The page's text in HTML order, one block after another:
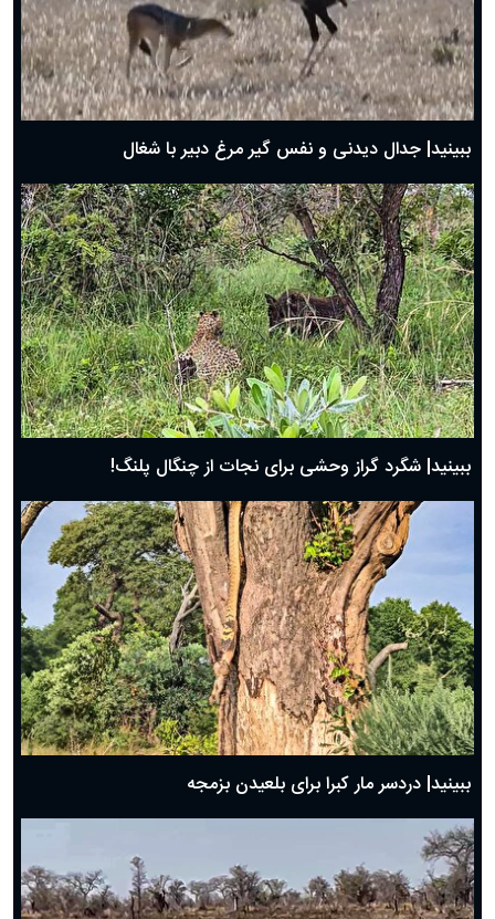
دعای روز دوم ماه مبارک رمضان ۱ اسفند ماه ۱۴۰۴
دعای روز اول ماه مبارک رمضان، ۳۰ بهمن ۱۴۰۴
حضرت زینب(س) چگونه از دنیا رفت؟
بهترین پیامک تبریک روز پدر ۱۴۰۴؛ جملات زیبا و صمیمانه
ببینید| جدال دیدنی و نفس گیر مرغ دبیر با شغال
ببینید| شگرد گراز وحشی برای نجات از چنگال پلنگ!
ببینید| دردسر مار کبرا برای بلعیدن بزمجه